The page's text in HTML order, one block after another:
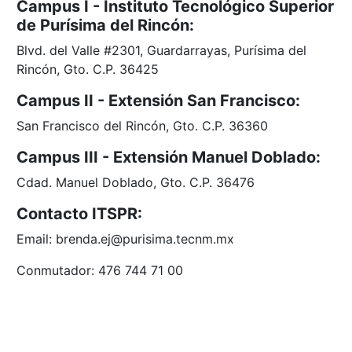
Campus I - Instituto Tecnológico Superior
de Purísima del Rincón:
Blvd. del Valle #2301, Guardarrayas, Purísima del
Rincón, Gto. C.P. 36425
Campus II - Extensión San Francisco:
San Francisco del Rincón, Gto. C.P. 36360
Campus III - Extensión Manuel Doblado:
Cdad. Manuel Doblado, Gto. C.P. 36476
Contacto ITSPR:
Email: brenda.ej@purisima.tecnm.mx
Conmutador: 476 744 71 00